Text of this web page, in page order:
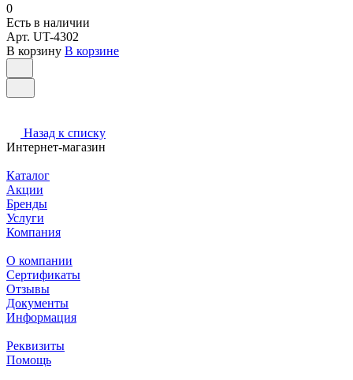
0
Есть в наличии
Арт. UT-4302
В корзину В корзине
Назад к списку
Интернет-магазин
Каталог
Акции
Бренды
Услуги
Компания
О компании
Сертификаты
Отзывы
Документы
Информация
Реквизиты
Помощь